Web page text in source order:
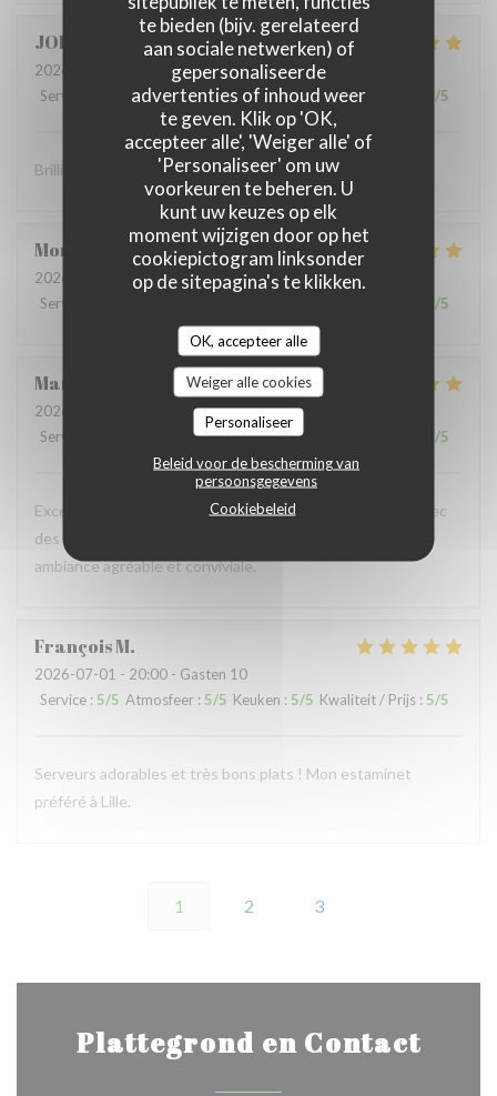
te bieden (bijv. gerelateerd
aan sociale netwerken) of
gepersonaliseerde
advertenties of inhoud weer
te geven. Klik op 'OK,
accepteer alle', 'Weiger alle' of
'Personaliseer' om uw
voorkeuren te beheren. U
kunt uw keuzes op elk
moment wijzigen door op het
cookiepictogram linksonder
op de sitepagina's te klikken.
OK, accepteer alle
Weiger alle cookies
Personaliseer
Beleid voor de bescherming van
persoonsgegevens
Cookiebeleid
JOHN
2026-07-10
- 19:00 - Gasten 2
Service
Atmosfeer:5/5 Keuken:5/5 Kwaliteit / Prijs /5
Brilliant food and brilliant sevice
Montaigne I
2026-07-07
- 19:30 - Gasten 3
Service
/5
Marie Paule
2026-07-04
- 13:15 - Gasten 4
Service
Atmosfeer:5/5 Keuken:5/5 /5
Excellent restaurant, plats délicieux, copieux, préparés avec
des produits frais , personnel chaleureux, à l’écoute ,
ambiance agréable et conviviale.
FrançoisM
2026-07-01 - 20:00 - Gasten 10
Service : 5/5 Atmosfeer : 5/5 Keuken : 5/5 Kwaliteit / Prijs : 5/5
Serveurs adorables et très bons plats ! Mon estaminet
préféré à Lille.
1 2 3
Plattegrond en Contact